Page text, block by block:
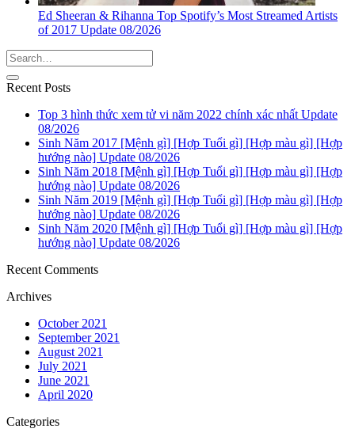
Ed Sheeran & Rihanna Top Spotify’s Most Streamed Artists
of 2017 Update 08/2026
Recent Posts
Top 3 hình thức xem tử vi năm 2022 chính xác nhất Update
08/2026
Sinh Năm 2017 [Mệnh gì] [Hợp Tuổi gì] [Hợp màu gì] [Hợp
hướng nào] Update 08/2026
Sinh Năm 2018 [Mệnh gì] [Hợp Tuổi gì] [Hợp màu gì] [Hợp
hướng nào] Update 08/2026
Sinh Năm 2019 [Mệnh gì] [Hợp Tuổi gì] [Hợp màu gì] [Hợp
hướng nào] Update 08/2026
Sinh Năm 2020 [Mệnh gì] [Hợp Tuổi gì] [Hợp màu gì] [Hợp
hướng nào] Update 08/2026
Recent Comments
Archives
October 2021
September 2021
August 2021
July 2021
June 2021
April 2020
Categories